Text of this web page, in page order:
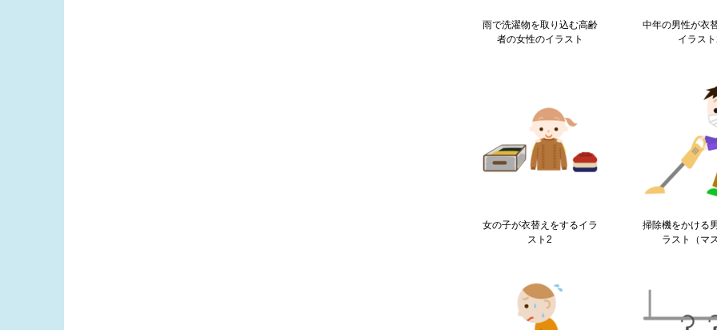
雨で洗濯物を取り込む高齢
者の女性のイラスト
中年の男性が衣
イラス
女の子が衣替えをするイラ
スト2
掃除機をかける
ラスト（マ